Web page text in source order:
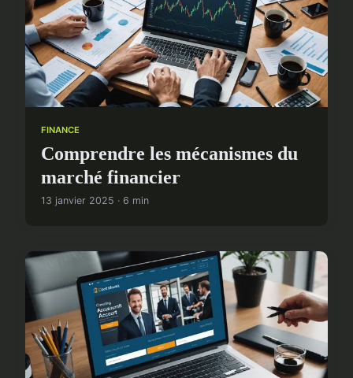
FINANCE
Comprendre les mécanismes du
marché financier
13 janvier 2025 · 6 min